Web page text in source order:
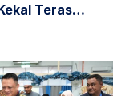
Teras